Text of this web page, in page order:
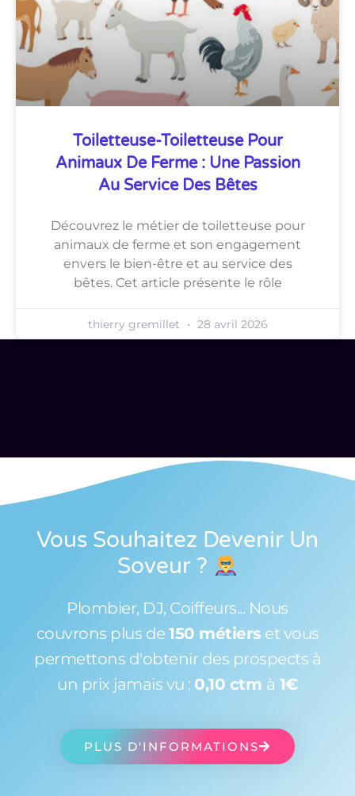
Toiletteuse-Toiletteuse Pour
Animaux De Ferme : Une Passion
Au Service Des Bêtes
Découvrez le métier de toiletteuse pour
animaux de ferme et son engagement
envers le bien-être et au service des
bêtes. Cet article présente le rôle
thierry gremillet 28 avril 2026
Vous Souhaitez Devenir Un
Soveur ?
Plombier, DJ, Coiffeurs... Nous
couvrons plus de 150 métiers et vous
permettons d'obtenir des prospects à
un prix jamais vu : 0,10 ctm à 1€
PLUS D'INFORMATIONS